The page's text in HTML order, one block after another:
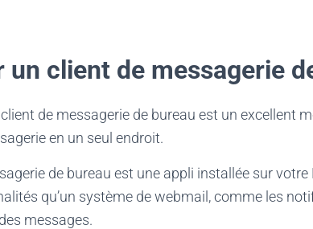
un client de messagerie
client de messagerie de bureau est un excellent
en un seul endroit.
de bureau est une appli installée sur
qu’un système de webmail, comme les
messages.